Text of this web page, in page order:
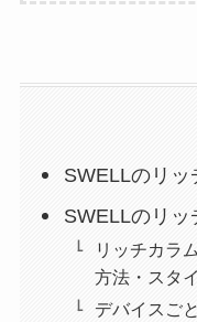
SWELLのリッ
SWELLのリ
リッチカラ
方法・スタ
デバイスご